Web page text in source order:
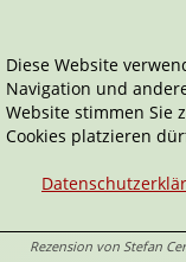
Home
Das Rad der Zeit -
Die Krone
Rezension von Stefan
Diese Website
Navigation und
Website stimmen Sie
Cookies platzieren